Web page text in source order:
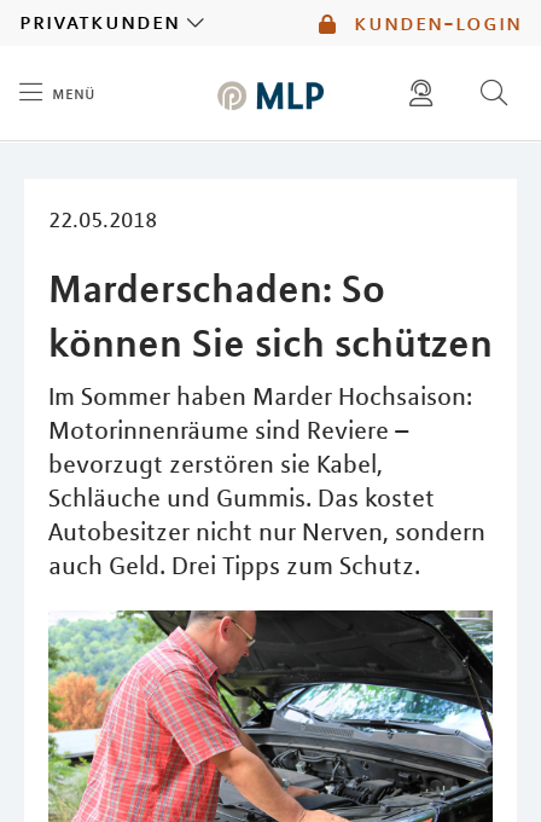
kunden-login
privatkunden
menü
22.05.2018
Marderschaden: So
können Sie sich schützen
Im Sommer haben Marder Hochsaison:
Motorinnenräume sind Reviere –
bevorzugt zerstören sie Kabel,
Schläuche und Gummis. Das kostet
Autobesitzer nicht nur Nerven, sondern
auch Geld. Drei Tipps zum Schutz.